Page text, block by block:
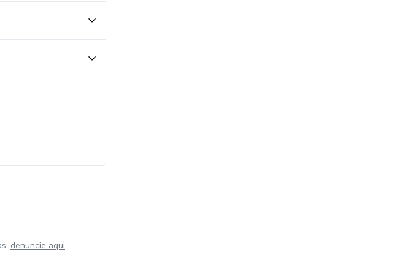
denuncie aqui